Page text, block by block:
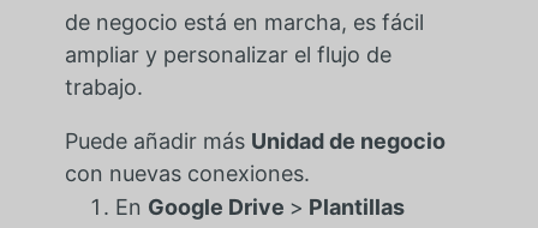
de negocio está en marcha, es fácil
ampliar y personalizar el flujo de
trabajo.
Puede añadir más Unidad de negocio
con nuevas conexiones.
En Google Drive > Plantillas